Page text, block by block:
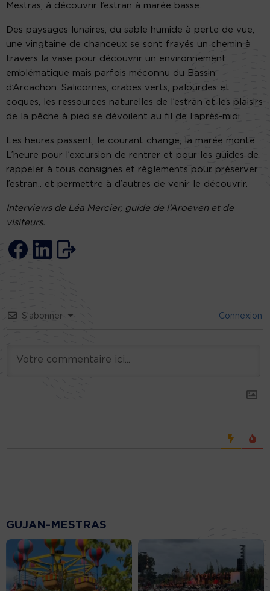
Mestras, à découvrir l’estran à marée basse.
Des paysages lunaires, du sable humide à perte de vue,
une vingtaine de chanceux se sont frayés un chemin à
travers la vase pour découvrir un environnement
emblématique mais parfois méconnu du Bassin
d’Arcachon. Salicornes, crabes verts, palourdes et
coques, les ressources naturelles de l’estran et les plaisirs
de la pêche à pied se dévoilent au fil de l’après-midi.
Les heures passent, le courant change, la marée monte.
L’heure pour l’excursion de rentrer et pour les guides de
rappeler à tous consignes et règlements pour préserver
l’estran.. et permettre à d’autres de venir le découvrir.
Interviews de Léa Mercier, guide de l’Aroeven et de
visiteurs.
S’abonner Connexion
GUJAN-MESTRAS